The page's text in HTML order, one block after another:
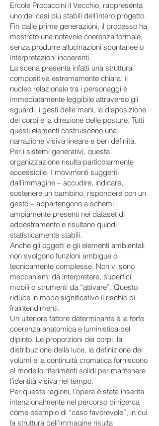
Ercole Procaccini il Vecchio, rappresenta
uno dei casi più stabili dell’intero progetto.
Fin dalle prime generazioni, il processo ha
mostrato una notevole coerenza formale,
senza produrre allucinazioni spontanee o
interpretazioni incoerenti.
La scena presenta infatti una struttura
compositiva estremamente chiara: il
nucleo relazionale tra i personaggi è
immediatamente leggibile attraverso gli
sguardi, i gesti delle mani, la disposizione
dei corpi e la direzione delle posture. Tutti
questi elementi costruiscono una
narrazione visiva lineare e ben definita.
Per i sistemi generativi, questa
organizzazione risulta particolarmente
accessibile. I movimenti suggeriti
dall’immagine – accudire, indicare,
sostenere un bambino, rispondere con un
gesto – appartengono a schemi
ampiamente presenti nei dataset di
addestramento e risultano quindi
statisticamente stabili.
Anche gli oggetti e gli elementi ambientali
non svolgono funzioni ambigue o
tecnicamente complesse. Non vi sono
meccanismi da interpretare, superfici
mobili o strumenti da “attivare”. Questo
riduce in modo significativo il rischio di
fraintendimenti.
Un ulteriore fattore determinante è la forte
coerenza anatomica e luministica del
dipinto. Le proporzioni dei corpi, la
distribuzione della luce, la definizione dei
volumi e la continuità cromatica forniscono
al modello riferimenti solidi per mantenere
l’identità visiva nel tempo.
Per queste ragioni, l’opera è stata inserita
intenzionalmente nel percorso di ricerca
come esempio di “caso favorevole”, in cui
la struttura dell’immagine risulta